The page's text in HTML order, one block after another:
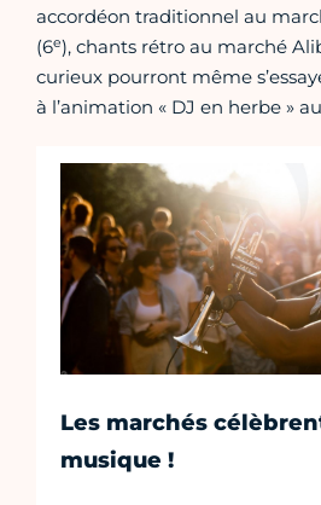
accordéon traditionnel au
(6e), chants rétro au marché
curieux pourront même
à l’animation « DJ en herbe »
Les marchés
musique !